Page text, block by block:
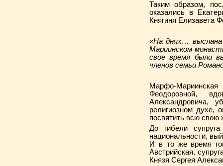
Таким образом,
оказались в
Княгиня Елизавета
«На днях…
Мариинском
свое время были
членов семьи
Марфо-
Феодоровной,
Александровича,
религиозном духе,
посвятить всю
До гибели
национальности,
И в то же время
Австрийская,
Князя Сергея